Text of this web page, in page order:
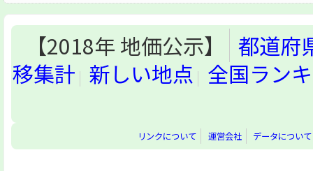
【2018年 地価公示】
都道府
移集計 新しい地点 全国ラン
リンクについて 運営会社 データについて